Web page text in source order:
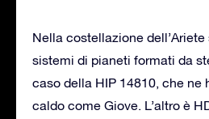
Nella costellazione
sistemi di pianeti formati da
caso della HIP 14810, che ne
caldo come Giove. L’altro è